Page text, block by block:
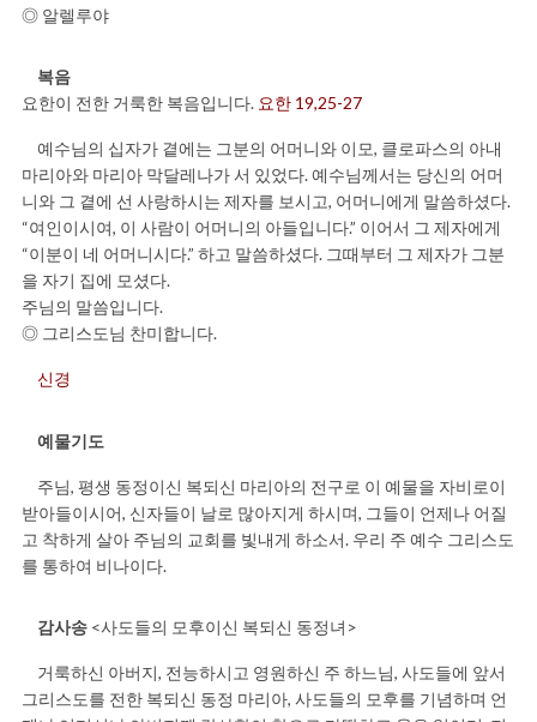
◎ 알렐루야
복음
요한이 전한 거룩한 복음입니다. 요한 19,25-27
예수님의 십자가 곁에는 그분의 어머니와 이모, 클로파스의 아내
마리아와 마리아 막달레나가 서 있었다. 예수님께서는 당신의 어머
니와 그 곁에 선 사랑하시는 제자를 보시고, 어머니에게 말씀하셨다.
“여인이시여, 이 사람이 어머니의 아들입니다.” 이어서 그 제자에게
“이분이 네 어머니시다.” 하고 말씀하셨다. 그때부터 그 제자가 그분
을 자기 집에 모셨다.
주님의 말씀입니다.
◎ 그리스도님 찬미합니다.
신경
예물기도
주님, 평생 동정이신 복되신 마리아의 전구로 이 예물을 자비로이
받아들이시어, 신자들이 날로 많아지게 하시며, 그들이 언제나 어질
고 착하게 살아 주님의 교회를 빛내게 하소서. 우리 주 예수 그리스도
를 통하여 비나이다.
감사송 <사도들의 모후이신 복되신 동정녀>
거룩하신 아버지, 전능하시고 영원하신 주 하느님, 사도들에 앞서
그리스도를 전한 복되신 동정 마리아, 사도들의 모후를 기념하며 언